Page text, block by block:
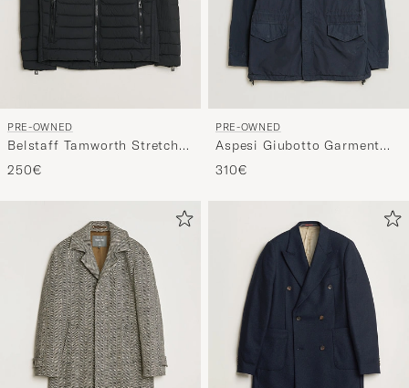
PRE-OWNED
Belstaff Tamworth Stretch
Down Jacket Black 46
250€
PRE-OWNED
Aspesi Giubotto Garment
Dyed Field Jacket Navy S
310€